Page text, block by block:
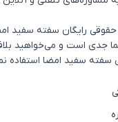
حقوقی رایگان سفته سفید
جدی است و می‌خواهید
سفته سفید امضا استفاده